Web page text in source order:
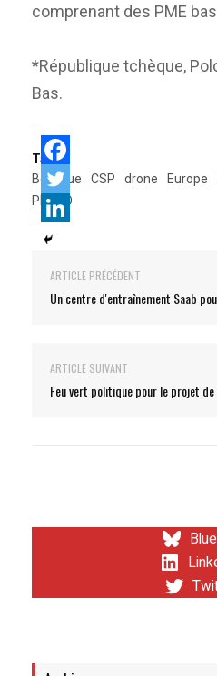
comprenant des PME
*République tchèque,
Bas.
Tags:
Belgique
CSP drone Europe
PESCO
ARTICLE PRÉCÉDENT
Un centre d'entraînement Saab
ARTICLE SUIVANT
Feu vert politique pour le projet